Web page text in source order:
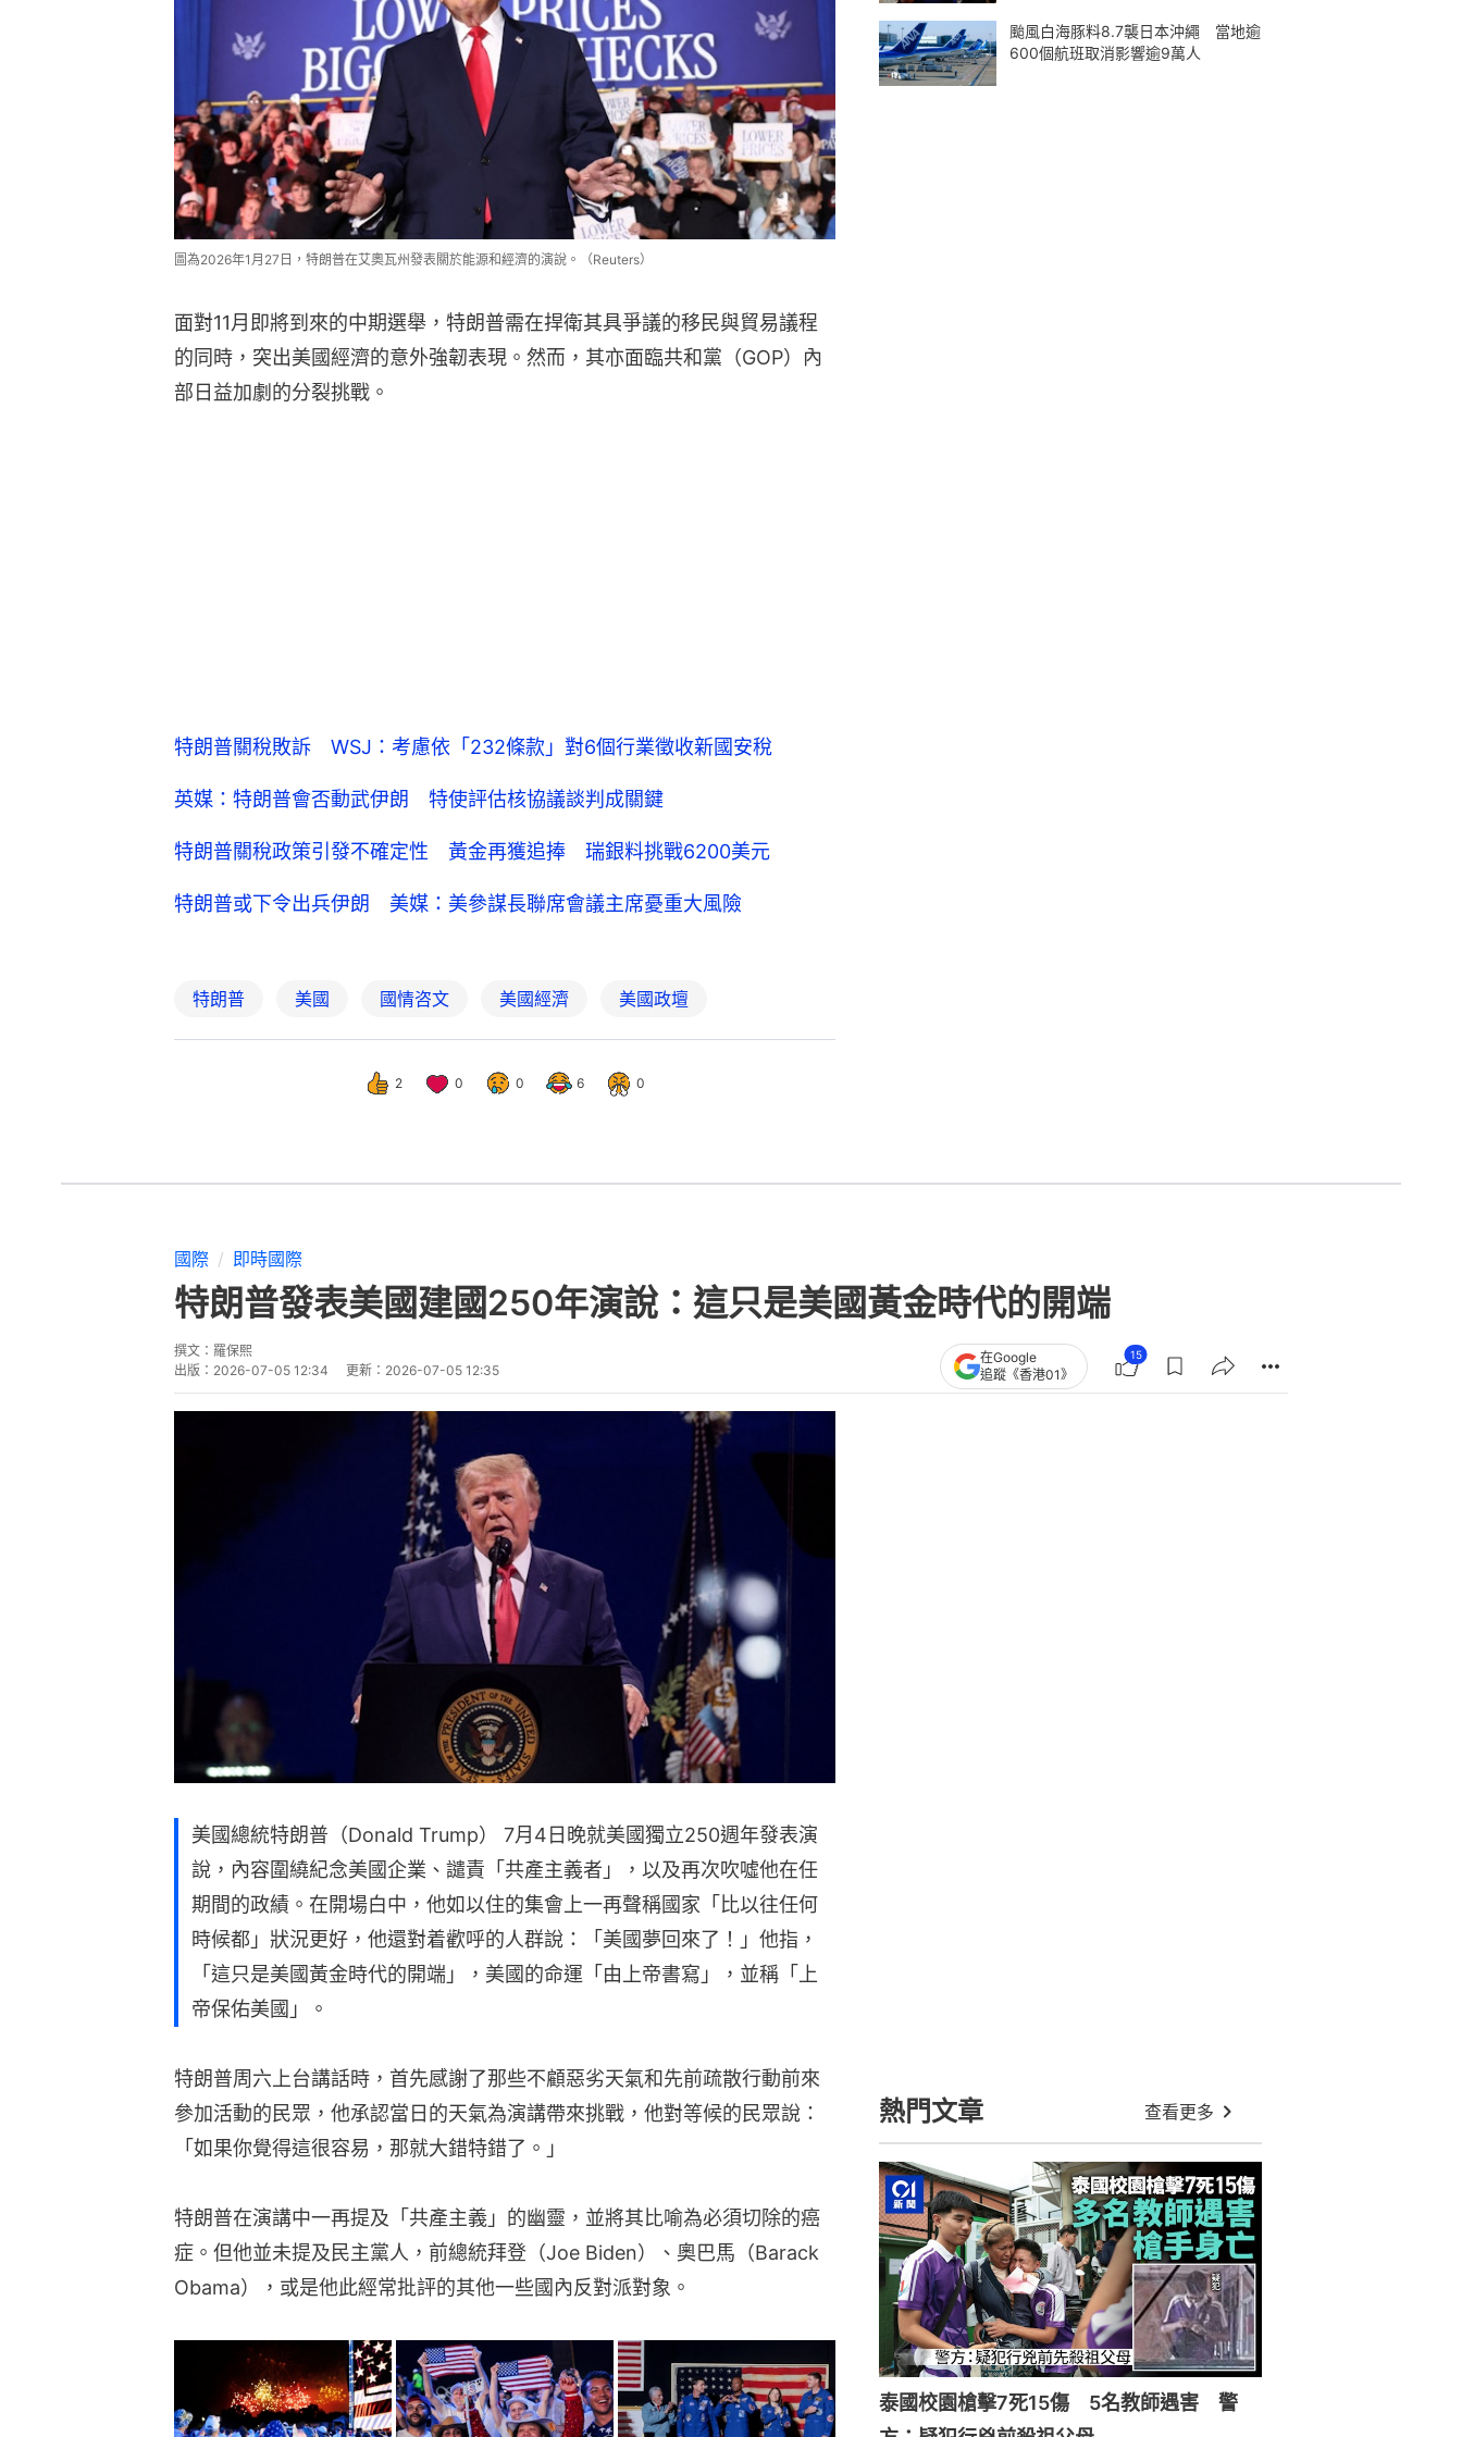
圖為2026年1月27日，特朗普在艾奧瓦州發表關於能源和經濟的演說。（Reuters）
面對11月即將到來的中期選舉，特朗普需在捍衛其具爭議的移民與貿易議程
的同時，突出美國經濟的意外強韌表現。然而，其亦面臨共和黨（GOP）內
部日益加劇的分裂挑戰。
特朗普關稅敗訴 WSJ：考慮依「232條款」對6個行業徵收新國安稅
英媒：特朗普會否動武伊朗 特使評估核協議談判成關鍵
特朗普關稅政策引發不確定性 黃金再獲追捧 瑞銀料挑戰6200美元
特朗普或下令出兵伊朗 美媒：美參謀長聯席會議主席憂重大風險
特朗普 美國 國情咨文 美國經濟 美國政壇
2 0 0 6 0
颱風白海豚料8.7襲日本沖繩 當地逾
600個航班取消影響逾9萬人
國際 即時國際
特朗普發表美國建國250年演說：這只是美國黃金時代的開端
撰文： 羅保熙
出版： 2026-07-05 12:34 更新： 2026-07-05 12:35
在Google
追蹤《香港01》
15
美國總統特朗普（Donald Trump） 7月4日晚就美國獨立250週年發表演
說，內容圍繞紀念美國企業、譴責「共產主義者」，以及再次吹噓他在任
期間的政績。在開場白中，他如以住的集會上一再聲稱國家「比以往任何
時候都」狀況更好，他還對着歡呼的人群說：「美國夢回來了！」他指，
「這只是美國黃金時代的開端」，美國的命運「由上帝書寫」，並稱「上
帝保佑美國」。
特朗普周六上台講話時，首先感謝了那些不顧惡劣天氣和先前疏散行動前來
參加活動的民眾，他承認當日的天氣為演講帶來挑戰，他對等候的民眾說：
「如果你覺得這很容易，那就大錯特錯了。」
特朗普在演講中一再提及「共產主義」的幽靈，並將其比喻為必須切除的癌
症。但他並未提及民主黨人，前總統拜登（Joe Biden）、奧巴馬（Barack
Obama），或是他此經常批評的其他一些國內反對派對象。
熱門文章 查看更多
泰國校園槍擊7死15傷 5名教師遇害 警